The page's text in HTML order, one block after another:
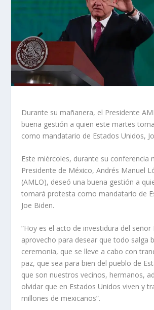
Durante su mañanera, el Presidente
buena gestión a quien este martes
como mandatario de Estados Unidos,
Este miércoles, durante su conferencia
Presidente de México, Andrés Manuel
(AMLO), deseó una buena gestión a
tomará protesta como mandatario de
Joe Biden.
“Hoy es el acto de investidura del señor
aprovecho para desear que todo salga
ceremonia, que se lleve a cabo con
paz, que sea para bien del pueblo de
que son nuestros vecinos, hermanos,
olvidar que en Estados Unidos viven y
millones de mexicanos”.